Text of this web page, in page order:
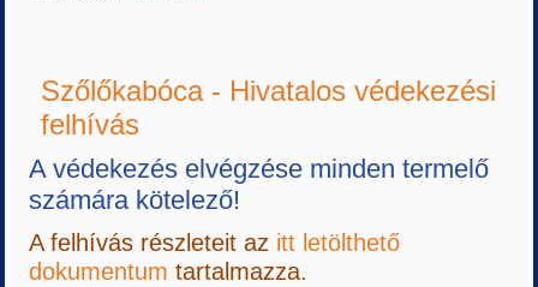
Szőlőkabóca - Hivatalos védekezési
felhívás
A védekezés elvégzése minden termelő
számára kötelező!
A felhívás részleteit az itt letölthető
dokumentum tartalmazza.